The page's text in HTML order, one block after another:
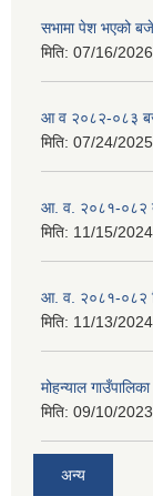
सभामा पेश भएको
मिति: 07/16/
आ व २०८२-०८३
मिति: 07/24/
आ. व. २०८१-०८२
मिति: 11/15/
आ. व. २०८१-०८२
मिति: 11/13/
मोहन्याल
मिति: 09/10/
अन्य